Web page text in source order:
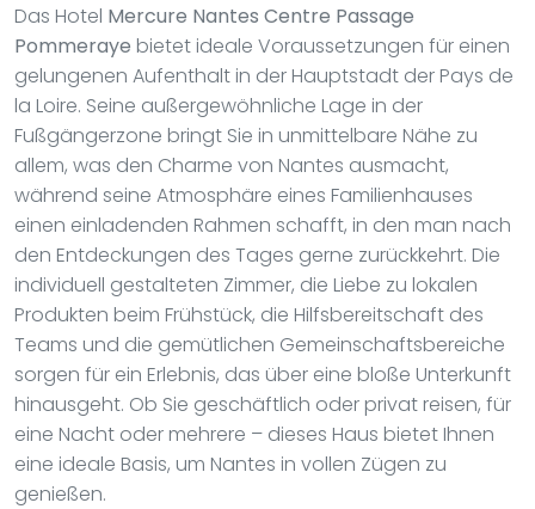
Das Hotel Mercure Nantes Centre Passage
Pommeraye bietet ideale Voraussetzungen für einen
gelungenen Aufenthalt in der Hauptstadt der Pays de
la Loire. Seine außergewöhnliche Lage in der
Fußgängerzone bringt Sie in unmittelbare Nähe zu
allem, was den Charme von Nantes ausmacht,
während seine Atmosphäre eines Familienhauses
einen einladenden Rahmen schafft, in den man nach
den Entdeckungen des Tages gerne zurückkehrt. Die
individuell gestalteten Zimmer, die Liebe zu lokalen
Produkten beim Frühstück, die Hilfsbereitschaft des
Teams und die gemütlichen Gemeinschaftsbereiche
sorgen für ein Erlebnis, das über eine bloße Unterkunft
hinausgeht. Ob Sie geschäftlich oder privat reisen, für
eine Nacht oder mehrere – dieses Haus bietet Ihnen
eine ideale Basis, um Nantes in vollen Zügen zu
genießen.